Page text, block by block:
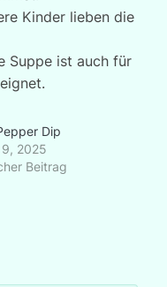
Kinder lieben die
Suppe ist auch für
Dip
2025
Beitrag